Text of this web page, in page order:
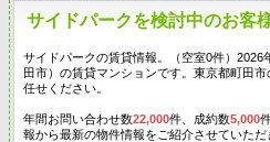
サイドパークを検討中のお客
サイドパークの賃貸情報。（空室0件）2026
田市）の賃貸マンションです。東京都町田
任せください。
年間お問い合わせ数22,000件、成約数5,000
報から最新の物件情報をご紹介させていただ